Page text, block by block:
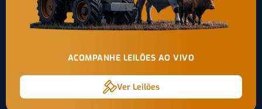
ACOMPANHE LEILÕES AO VIVO
Ver Leilões